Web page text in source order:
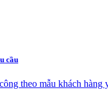
cầu
theo mẫu khách hàng